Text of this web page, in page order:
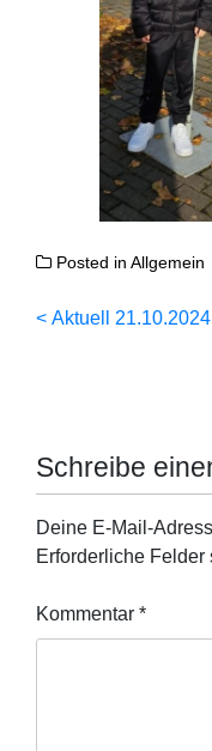
Posted in Allgemein
Aktuell 21.10.2024
Schreibe
Deine E-Mail-
Erforderliche Felder
Kommentar *